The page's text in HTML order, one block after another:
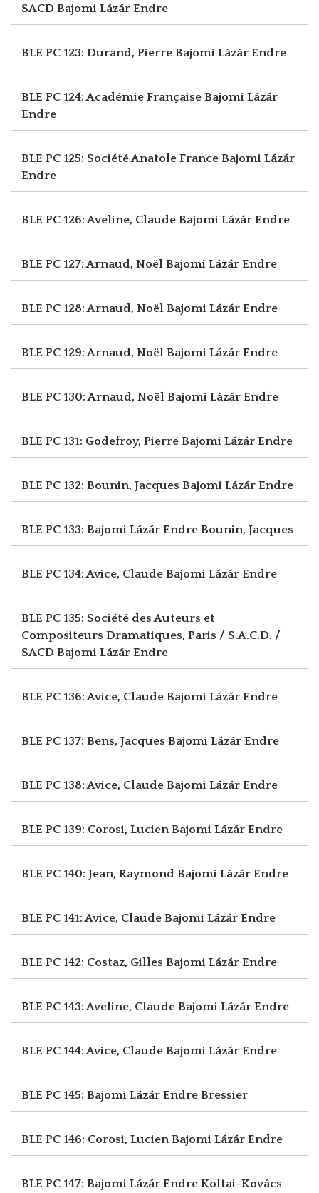
SACD Bajomi Lázár Endre
BLE PC 123: Durand, Pierre Bajomi Lázár Endre
BLE PC 124: Académie Française Bajomi Lázár
Endre
BLE PC 125: Société Anatole France Bajomi Lázár
Endre
BLE PC 126: Aveline, Claude Bajomi Lázár Endre
BLE PC 127: Arnaud, Noël Bajomi Lázár Endre
BLE PC 128: Arnaud, Noël Bajomi Lázár Endre
BLE PC 129: Arnaud, Noël Bajomi Lázár Endre
BLE PC 130: Arnaud, Noël Bajomi Lázár Endre
BLE PC 131: Godefroy, Pierre Bajomi Lázár Endre
BLE PC 132: Bounin, Jacques Bajomi Lázár Endre
BLE PC 133: Bajomi Lázár Endre Bounin, Jacques
BLE PC 134: Avice, Claude Bajomi Lázár Endre
BLE PC 135: Société des Auteurs et
Compositeurs Dramatiques, Paris / S.A.C.D. /
SACD Bajomi Lázár Endre
BLE PC 136: Avice, Claude Bajomi Lázár Endre
BLE PC 137: Bens, Jacques Bajomi Lázár Endre
BLE PC 138: Avice, Claude Bajomi Lázár Endre
BLE PC 139: Corosi, LucienBajomi Lázár Endre
BLE PC 140: Jean, Raymond Bajomi Lázár Endre
BLE PC 141: Avice, Claude Bajomi Lázár Endre
BLE PC 142: Costaz, Gilles Bajomi Lázár Endre
BLE PC 143: Aveline, Claude Bajomi Lázár Endre
BLE PC 144: Avice, Claude Bajomi Lázár Endre
BLE PC 145: Bajomi Lázár Endre Bressier
BLE PC 146: Corosi, LucienBajomi Lázár Endre
BLE PC 147: Bajomi Lázár Endre Koltai-Kovács